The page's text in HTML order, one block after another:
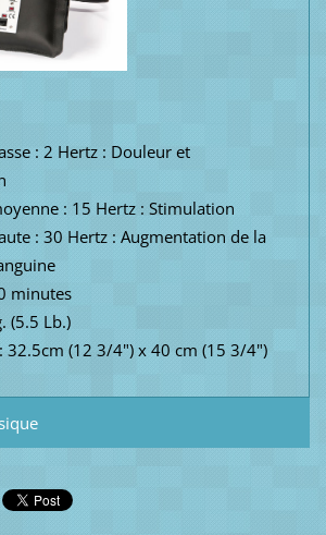
: 2 Hertz : Douleur et
: 15 Hertz : Stimulation
: 30 Hertz : Augmentation de la
minutes
(5.5 Lb.)
32.5cm (12 3/4") x 40 cm (15 3/4")